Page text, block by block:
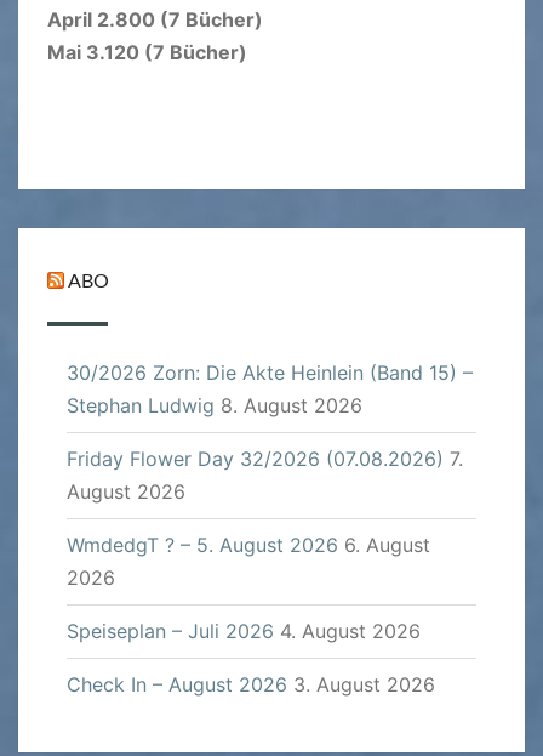
April 2.800 (7 Bücher)
Mai 3.120 (7 Bücher)
ABO
30/2026 Zorn: Die Akte Heinlein (Band 15) –
Stephan Ludwig 8. August 2026
Friday Flower Day 32/2026 (07.08.2026) 7.
August 2026
WmdedgT ? – 5. August 2026 6. August
2026
Speiseplan – Juli 2026 4. August 2026
Check In – August 2026 3. August 2026